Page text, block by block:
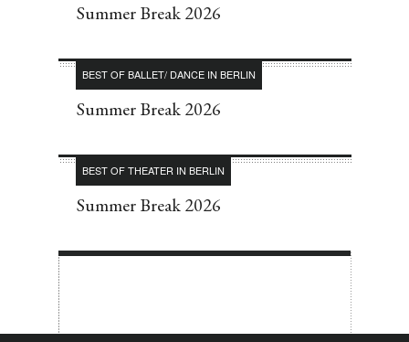
Summer Break 2026
BEST OF BALLET/ DANCE IN BERLIN
Summer Break 2026
BEST OF THEATER IN BERLIN
Summer Break 2026